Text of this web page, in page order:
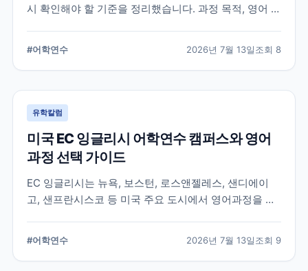
시 확인해야 할 기준을 정리했습니다. 과정 목적, 영어 수
#어학연수 2026년 7월 13일조회 8
유학칼럼
미국 EC 잉글리시 어학연수 캠퍼스와 영어
과정 선택 가이드
EC 잉글리시는 뉴욕, 보스턴, 로스앤젤레스, 샌디에이
고, 샌프란시스코 등 미국 주요 도시에서 영어과정을 안
할 내용을 정리합니다.
#어학연수 2026년 7월 13일조회 9